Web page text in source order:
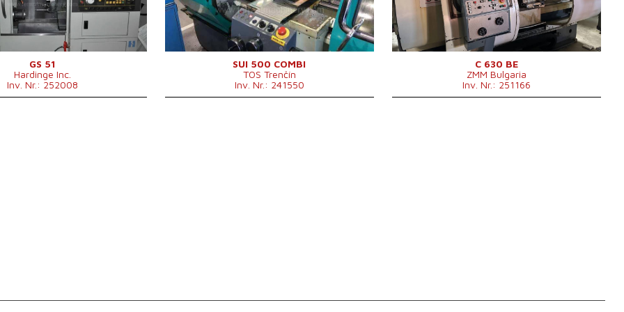
ja
52 mm
ja
GS 51
Hardinge Inc.
Inv. Nr.: 252008
Schrägbett
nein
Spindelbohrung
71 mm
Revolverkopf
Drehdurchmesser über
Maschinenabmessungen L x 3550 x 1630 x 1820
mm
Maschinengewicht
3000 kg
SUI 500 COMBI
TOS Trenčín
Inv. Nr.: 241550
nein
Spindelbohrung
103 mm
Revolverkopf
ja
Drehdurchmesser über Support430 mm
C 630 BE
ZMM Bulgaria
Inv. Nr.: 251166